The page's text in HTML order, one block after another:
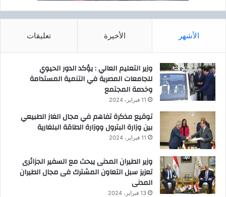
الأشهر الأخيرة تعليقات
وزير التعليم العالي : يؤكد الدور الحيوي
للجامعات المصرية في التنمية المستدامة
وخدمة المجتمع
11 فبراير، 2024
توقيع مذكرة تفاهم في مجال الغاز الطبيعي
بين وزارة البترول ووزارة الطاقة البلغارية
11 فبراير، 2024
وزير الطيران المدنى يبحث مع السفير الجزائرى
تعزيز سبل التعاون المشترك فى مجال الطيران
المدنى
13 فبراير، 2024